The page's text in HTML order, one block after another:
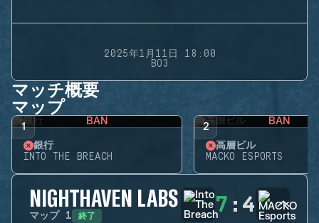
2025年1月11日 18:00
BO3
マッチ概要
マップ
1 BAN
銀行
INTO THE BREACH
2 BAN
高層ビル
MACKO ESPORTS
NIGHTHAVEN LABS
マップ 1 終了 7 : 4